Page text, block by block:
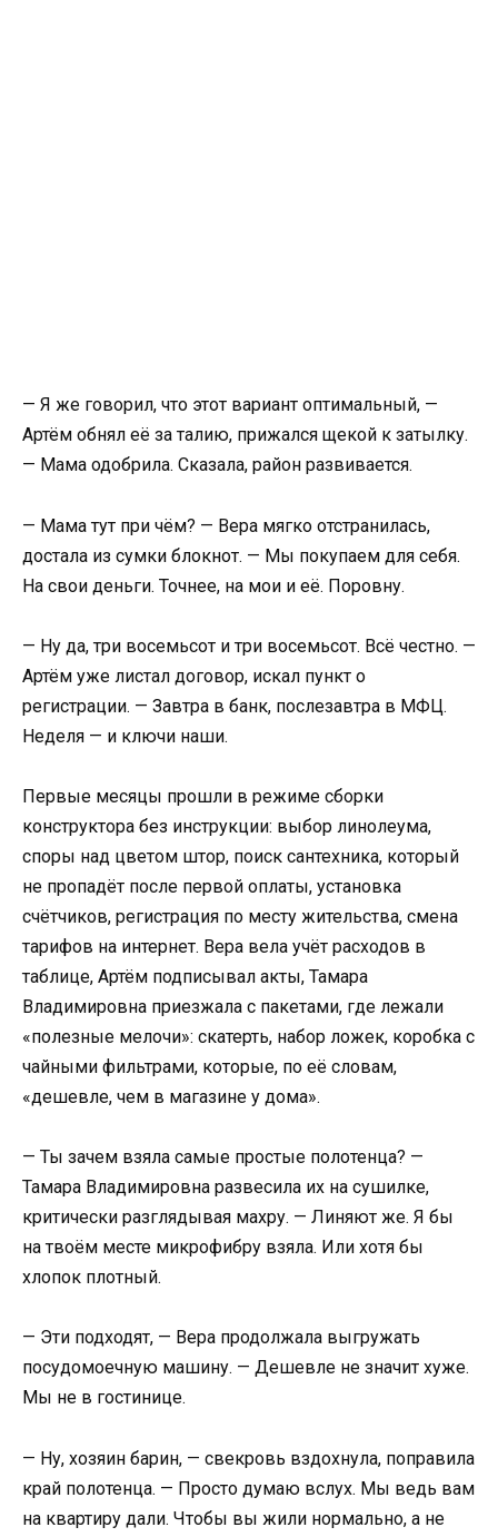
— Я же говорил, что этот вариант оптимальный, —
Артём обнял её за талию, прижался щекой к затылку.
— Мама одобрила. Сказала, район развивается.
— Мама тут при чём? — Вера мягко отстранилась,
достала из сумки блокнот. — Мы покупаем для себя.
На свои деньги. Точнее, на мои и её. Поровну.
— Ну да, три восемьсот и три восемьсот. Всё честно. —
Артём уже листал договор, искал пункт о
регистрации. — Завтра в банк, послезавтра в МФЦ.
Неделя — и ключи наши.
Первые месяцы прошли в режиме сборки
конструктора без инструкции: выбор линолеума,
споры над цветом штор, поиск сантехника, который
не пропадёт после первой оплаты, установка
счётчиков, регистрация по месту жительства, смена
тарифов на интернет. Вера вела учёт расходов в
таблице, Артём подписывал акты, Тамара
Владимировна приезжала с пакетами, где лежали
«полезные мелочи»: скатерть, набор ложек, коробка с
чайными фильтрами, которые, по её словам,
«дешевле, чем в магазине у дома».
— Ты зачем взяла самые простые полотенца? —
Тамара Владимировна развесила их на сушилке,
критически разглядывая махру. — Линяют же. Я бы
на твоём месте микрофибру взяла. Или хотя бы
хлопок плотный.
— Эти подходят, — Вера продолжала выгружать
посудомоечную машину. — Дешевле не значит хуже.
Мы не в гостинице.
— Ну, хозяин барин, — свекровь вздохнула, поправила
край полотенца. — Просто думаю вслух. Мы ведь вам
на квартиру дали. Чтобы вы жили нормально, а не